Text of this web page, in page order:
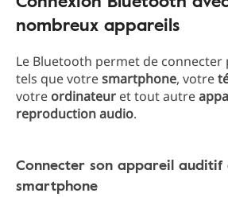
nombreux appareils
Le Bluetooth permet de connecter
tels que votresmartphone, votre
votre ordinateur et tout autre
reproduction audio.
Connecter son appareil auditif
smartphone